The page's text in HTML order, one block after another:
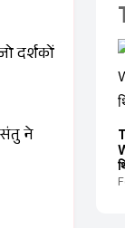
दर्शकों
ने